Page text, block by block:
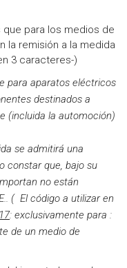
para los medios de
la remisión a la medida
3 caracteres-)
para aparatos eléctricos
destinados a
(incluida la automoción)
se admitirá una
constar que, bajo su
no están
( El código a utilizar en
: exclusivamente para :
de un medio de